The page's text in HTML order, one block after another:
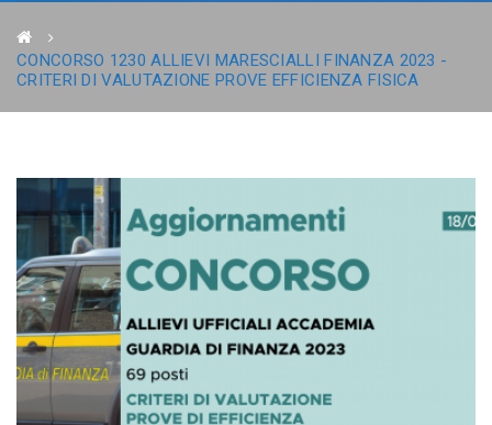
CONCORSO 1230 ALLIEVI MARESCIALLI FINANZA 2023 -
CRITERI DI VALUTAZIONE PROVE EFFICIENZA FISICA